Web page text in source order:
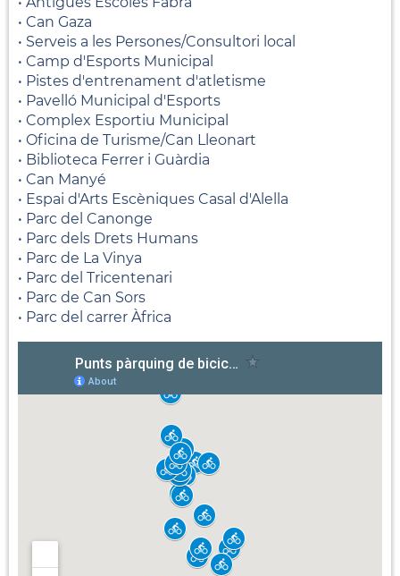
• Can Gaza
• Serveis a les Persones/Consultori local
• Camp d'Esports Municipal
• Pistes d'entrenament d'atletisme
• Pavelló Municipal d'Esports
• Complex Esportiu Municipal
• Oficina de Turisme/Can Lleonart
• Biblioteca Ferrer i Guàrdia
• Can Manyé
• Espai d'Arts Escèniques Casal d'Alella
• Parc del Canonge
• Parc dels Drets Humans
• Parc de La Vinya
• Parc del Tricentenari
• Parc de Can Sors
• Parc del carrer Àfrica